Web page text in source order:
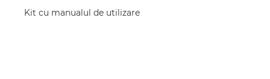
Kit cu manualul de utilizare